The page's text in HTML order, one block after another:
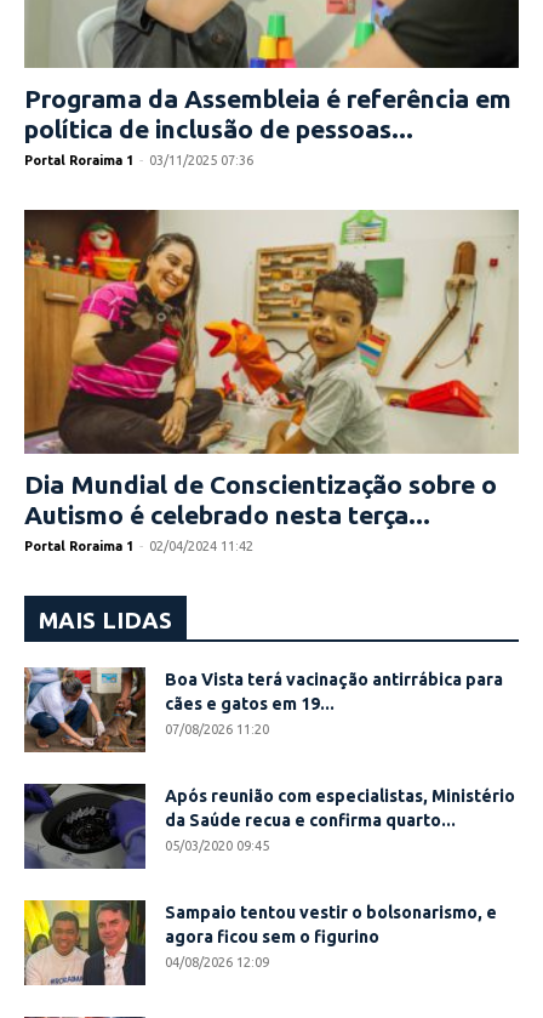
Programa da Assembleia é referência em
política de inclusão de pessoas...
Portal Roraima 1 - 03/11/2025 07:36
Dia Mundial de Conscientização sobre o
Autismo é celebrado nesta terça...
Portal Roraima 1 - 02/04/2024 11:42
MAIS LIDAS
Boa Vista terá vacinação antirrábica para
cães e gatos em 19...
07/08/2026 11:20
Após reunião com especialistas, Ministério
da Saúde recua e confirma quarto...
05/03/2020 09:45
Sampaio tentou vestir o bolsonarismo, e
agora ficou sem o figurino
04/08/2026 12:09